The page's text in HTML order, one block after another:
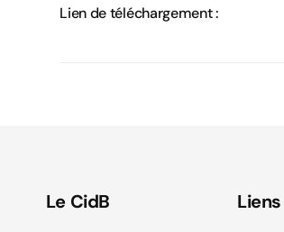
Lien de téléchargement :
Le CidB